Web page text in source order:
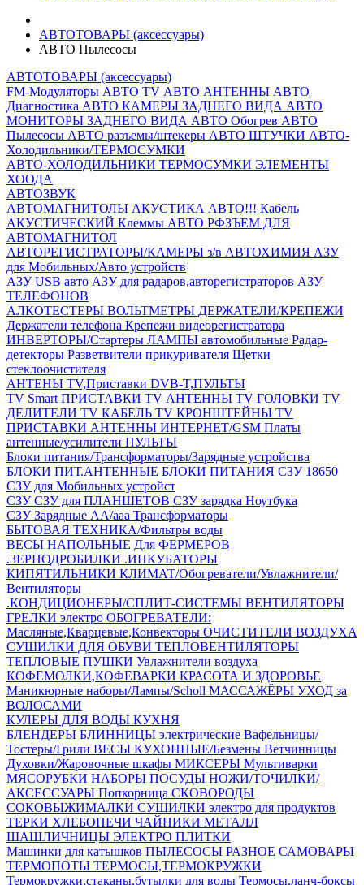
АВТОТОВАРЫ (аксессуары)
АВТО Пылесосы
АВТОТОВАРЫ (аксессуары)
FM-Модуляторы АВТО TV АВТО АНТЕННЫ АВТО
Диагностика АВТО КАМЕРЫ ЗАДНЕГО ВИДА АВТО
МОНИТОРЫ ЗАДНЕГО ВИДА АВТО Обогрев АВТО
Пылесосы АВТО разъемы/штекеры АВТО ШТУЧКИ АВТО-
Холодильники/ТЕРМОСУМКИ
АВТО-ХОЛОДИЛЬНИКИ ТЕРМОСУМКИ ЭЛЕМЕНТЫ
ХООДА
АВТОЗВУК
АВТОМАГНИТОЛЫ АКУСТИКА АВТО!!! Кабель
АКУСТИЧЕСКИЙ Клеммы АВТО РФЗЪЕМ ДЛЯ
АВТОМАГНИТОЛ
АВТОРЕГИСТРАТОРЫ/КАМЕРЫ з/в АВТОХИМИЯ АЗУ
для Мобильных/Авто устройств
АЗУ USB авто АЗУ для радаров,авторегистраторов АЗУ
ТЕЛЕФОНОВ
АЛКОТЕСТЕРЫ ВОЛЬТМЕТРЫ ДЕРЖАТЕЛИ/КРЕПЕЖИ
Держатели телефона Крепежи видеорегистратора
ИНВЕРТОРЫ/Стартеры ЛАМПЫ автомобильные Радар-
детекторы Разветвители прикуривателя Щетки
стеклоочистителя
АНТЕНЫ ТV,Приставки DVB-T,ПУЛЬТЫ
TV Smart ПРИСТАВКИ TV АНТЕННЫ TV ГОЛОВКИ TV
ДЕЛИТЕЛИ TV КАБЕЛЬ TV КРОНШТЕЙНЫ TV
ПРИСТАВКИ АНТЕННЫ ИНТЕРНЕТ/GSM Платы
антенные/усилители ПУЛЬТЫ
Блоки питания/Трансформаторы/Зарядные устройства
БЛОКИ ПИТ.АНТЕННЫЕ БЛОКИ ПИТАНИЯ СЗУ 18650
СЗУ для Мобильных устройст
СЗУСЗУ для ПЛАНШЕТОВ СЗУ зарядка Ноутбука
СЗУ Зарядные АА/ааа Трансформаторы
БЫТОВАЯ ТЕХНИКА/Фильтры воды
ВЕСЫ НАПОЛЬНЫЕ Для ФЕРМЕРОВ
.ЗЕРНОДРОБИЛКИ .ИНКУБАТОРЫ
КИПЯТИЛЬНИКИ КЛИМАТ/Обогреватели/Увлажнители/
Вентиляторы
.КОНДИЦИОНЕРЫ/СПЛИТ-СИСТЕМЫ ВЕНТИЛЯТОРЫ
ГРЕЛКИ электро ОБОГРЕВАТЕЛИ:
Масляные,Кварцевые,Конвекторы ОЧИСТИТЕЛИ ВОЗДУХА
СУШИЛКИ ДЛЯ ОБУВИ ТЕПЛОВЕНТИЛЯТОРЫ
ТЕПЛОВЫЕ ПУШКИ Увлажнители воздуха
КОФЕМОЛКИ,КОФЕВАРКИ КРАСОТА И ЗДОРОВЬЕ
Маникюрные наборы/Лампы/Scholl МАССАЖЁРЫ УХОД за
ВОЛОСАМИ
КУЛЕРЫ ДЛЯ ВОДЫ КУХНЯ
БЛЕНДЕРЫ БЛИННИЦЫ электрические Вафельницы/
Тостеры/Грили ВЕСЫ КУХОННЫЕ/Безмены Ветчинницы
Духовки/Жаровочные шкафы МИКСЕРЫ Мультиварки
МЯСОРУБКИ НАБОРЫ ПОСУДЫ НОЖИ/ТОЧИЛКИ/
АКСЕССУАРЫ Попкорница СКОВОРОДЫ
СОКОВЫЖИМАЛКИ СУШИЛКИ электро для продуктов
ТЕРКИ ХЛЕБОПЕЧИ ЧАЙНИКИ МЕТАЛЛ
ШАШЛИЧНИЦЫ ЭЛЕКТРО ПЛИТКИ
Машинки для катышков ПЫЛЕСОСЫ РАЗНОЕ САМОВАРЫ
ТЕРМОПОТЫ ТЕРМОСЫ,ТЕРМОКРУЖКИ
Термокружки,стаканы,бутылки для воды Термосы,ланч-боксы